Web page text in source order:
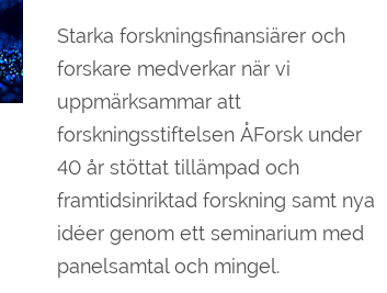
Starka forskningsfinansiärer och
forskare medverkar när vi
uppmärksammar att
forskningsstiftelsen ÅForsk under
40 år stöttat tillämpad och
framtidsinriktad forskning samt nya
idéer genom ett seminarium med
panelsamtal och mingel.